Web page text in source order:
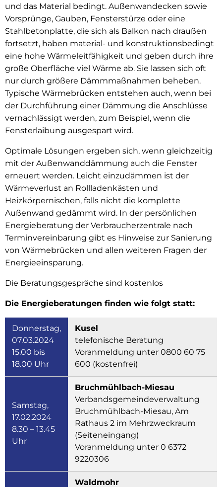
und das Material bedingt. Außenwandecken sowie
Vorsprünge, Gauben, Fensterstürze oder eine
Stahlbetonplatte, die sich als Balkon nach draußen
fortsetzt, haben material- und konstruktionsbedingt
eine hohe Wärmeleitfähigkeit und geben durch ihre
große Oberfläche viel Wärme ab. Sie lassen sich oft
nur durch größere Dämmmaßnahmen beheben.
Typische Wärmebrücken entstehen auch, wenn bei
der Durchführung einer Dämmung die Anschlüsse
vernachlässigt werden, zum Beispiel, wenn die
Fensterlaibung ausgespart wird.
Optimale Lösungen ergeben sich, wenn gleichzeitig
mit der Außenwanddämmung auch die Fenster
erneuert werden. Leicht einzudämmen ist der
Wärmeverlust an Rollladenkästen und
Heizkörpernischen, falls nicht die komplette
Außenwand gedämmt wird. In der persönlichen
Energieberatung der Verbraucherzentrale nach
Terminvereinbarung gibt es Hinweise zur Sanierung
von Wärmebrücken und allen weiteren Fragen der
Energieeinsparung.
Die Beratungsgespräche sind kostenlos
Die Energieberatungen finden wie folgt statt:
Donnerstag,
07.03.2024
15.00 bis
18.00 Uhr
Kusel
telefonische Beratung
Voranmeldung unter 0800 60 75
600 (kostenfrei)
Samstag,
17.02.2024
8.30 – 13.45
Uhr
Bruchmühlbach-Miesau
Verbandsgemeindeverwaltung
Bruchmühlbach-Miesau, Am
Rathaus 2 im Mehrzweckraum
(Seiteneingang)
Voranmeldung unter 0 6372
9220306
Waldmohr